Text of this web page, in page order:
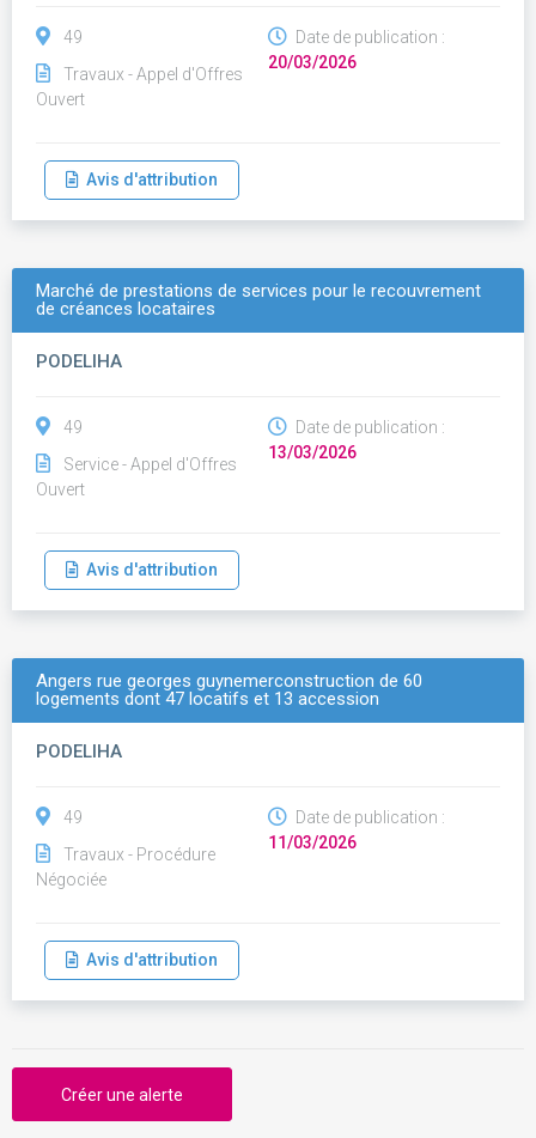
49
Travaux - Appel d'Offres
Ouvert
Date de publication :
20/03/2026
Avis d'attribution
Marché de prestations de services pour le recouvrement
de créances locataires
PODELIHA
49
Service - Appel d'Offres
Ouvert
Date de publication :
13/03/2026
Avis d'attribution
Angers rue georges guynemerconstruction de 60
logements dont 47 locatifs et 13 accession
PODELIHA
49
Travaux - Procédure
Négociée
Date de publication :
11/03/2026
Avis d'attribution
Créer une alerte